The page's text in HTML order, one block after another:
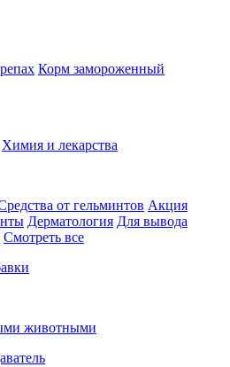
Корм замороженный
Химия и лекарства
от гельминтов Акция
Дерматология Для вывода
Смотреть все
животными